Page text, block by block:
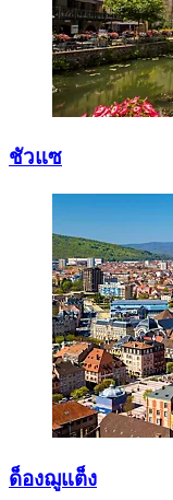
ชัวแซ
ด็องฌูแต็ง